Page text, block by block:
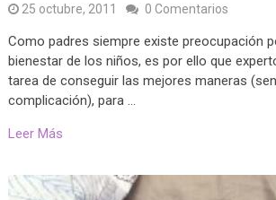
25 octubre, 2011 0 Comentarios
Como padres siempre existe preocupación
bienestar de los niños, es por ello que
tarea de conseguir las mejores maneras
complicación), para …
Leer Más